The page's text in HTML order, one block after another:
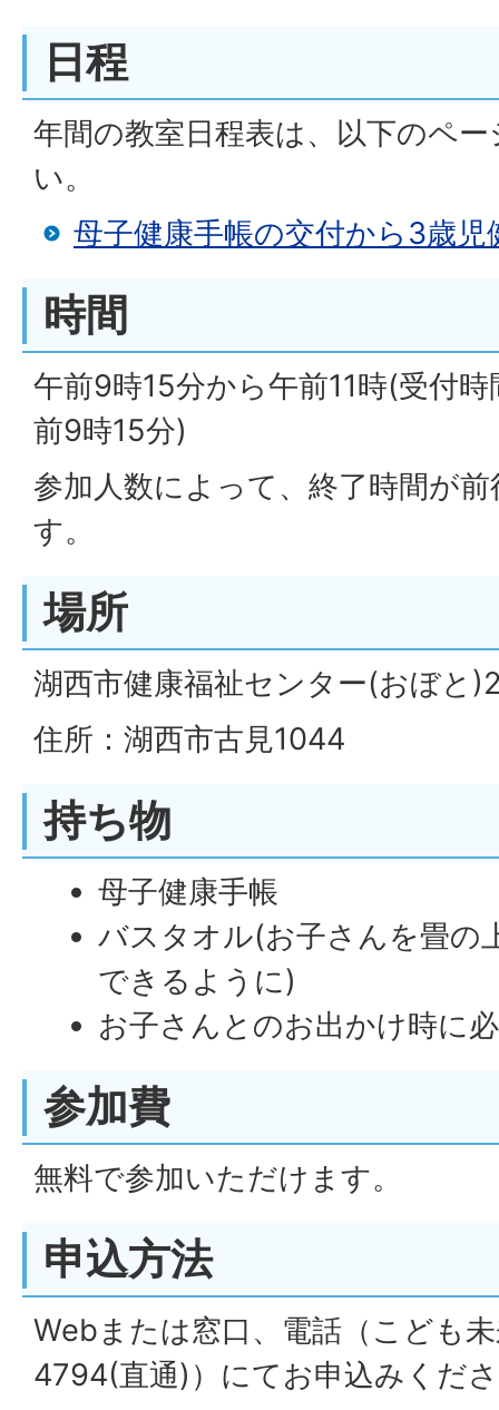
日程
年間の教室日程表は、以下のペ
い。
母子健康手帳の交付から3歳
時間
午前9時15分から午前11時(受付
前9時15分)
参加人数によって、終了時間が
す。
場所
湖西市健康福祉センター(おぼと
住所：湖西市古見1044
持ち物
母子健康手帳
バスタオル(お子さんを畳の
できるように)
お子さんとのお出かけ時に
参加費
無料で参加いただけます。
申込方法
Webまたは窓口、電話（こども
4794(直通)）にてお申込みくだ